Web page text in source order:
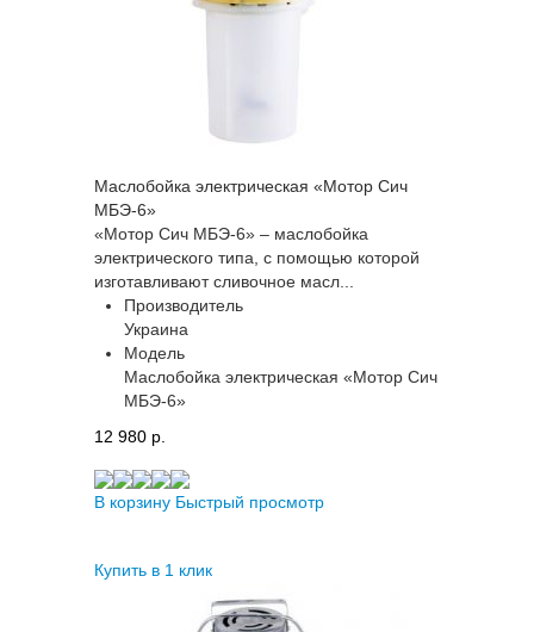
Маслобойка электрическая «Мотор Сич
МБЭ-6»
«Мотор Сич МБЭ-6» – маслобойка
электрического типа, с помощью которой
изготавливают сливочное масл...
Производитель
Украина
Модель
Маслобойка электрическая «Мотор Сич
МБЭ-6»
12 980 p.
В корзину Быстрый просмотр
Купить в 1 клик